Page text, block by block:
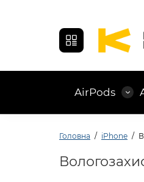
AirPods
Головна iPhone